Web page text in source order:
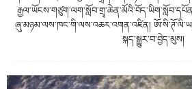
ཞུ་མཉམ་ལས་ཁང་གི་ལས་འཆར་འགན་འཛིན།
སྐད་སྒྱུར་བ་བྱེད་མུས།